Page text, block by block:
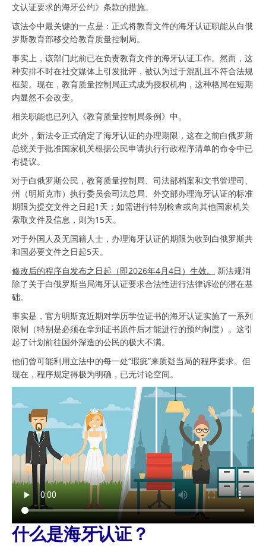
文认证要求的海牙公约》条款的措施。
该法令中最关键的一点是：正式将教育文件的海牙认证职能从白俄
罗斯教育部移交给教育质量控制局。
事实上，该部门此前已在负责教育文件的海牙认证工作。然而，这
种安排不时在社交媒体上引发批评，被认为过于混乱且不符合法规
框架。现在，教育质量控制局正式成为授权机构，这种格局在短期
内显然不会改变。
相关职能也已列入《教育质量控制局条例》中。
此外，新法令正式确定了海牙认证的办理期限，这在之前白俄罗斯
总统关于批准国家机关根据公民申请执行行政程序清单的命令中已
有提议。
对于白俄罗斯公民，教育质量控制局、司法部档案和文书管理司、
州（明斯克市）执行委员会司法总局、外交部办理海牙认证的标准
期限为提交文件之日起1天；如需进行特别检查或向其他国家机关
索取文件及信息，则为15天。
对于外国人及无国籍人士，办理海牙认证的期限为收到白俄罗斯共
和国必要文件之日起5天。
修改后的程序自发布之日起（即2026年4月4日）生效。
新法规消
除了关于白俄罗斯当局海牙认证要求合法性进行法律诉讼的潜在基
础。
事实是，官方明斯克近期对学历学位证书的海牙认证实施了一系列
限制（特别是必须在拿到证书原件后才能进行的预约制度）。这引
起了计划前往国外深造的公民的极大不满。
他们曾可能利用立法中的每一处“瑕疵”来质疑当局的程序要求。但
现在，程序规定得极为明确，已无讨论空间。
什么是海牙认证？